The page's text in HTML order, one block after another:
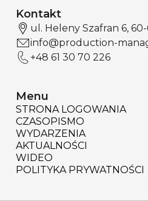
Kontakt
ul. Heleny Szafran 6,
info@production-
+48 61 30 70 226
Menu
STRONA LOGOWANIA
CZASOPISMO
WYDARZENIA
AKTUALNOŚCI
WIDEO
POLITYKA PRYWATNOŚCI